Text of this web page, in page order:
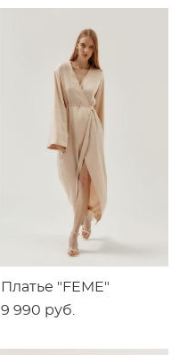
Платье "FEME"
9 990 pуб.